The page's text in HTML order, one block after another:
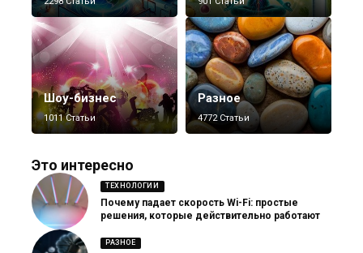
Шоу-бизнес
1011 Статьи
Разное
4772 Статьи
Это интересно
ТЕХНОЛОГИИ
Почему падает скорость Wi-Fi: простые
решения, которые действительно работают
РАЗНОЕ